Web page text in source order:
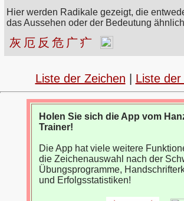
Hier werden Radikale gezeigt, die
das Aussehen oder der Bedeutung
灰 厄 反 危 广疒
Liste der Zeichen Liste der
Holen Sie sich die App vom
Trainer!
Die App hat viele weitere
die Zeichenauswahl nach der
Übungsprogramme,
und Erfolgsstatistiken!